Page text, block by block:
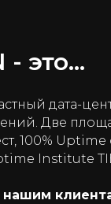
- это...
дата-
Две
100% Uptime
Institute